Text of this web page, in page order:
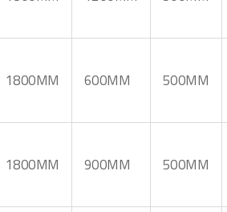
1800MM 600MM 500MM
1800MM 900MM 500MM